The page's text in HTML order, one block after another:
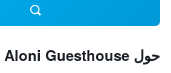
حول Aloni Guesthouse